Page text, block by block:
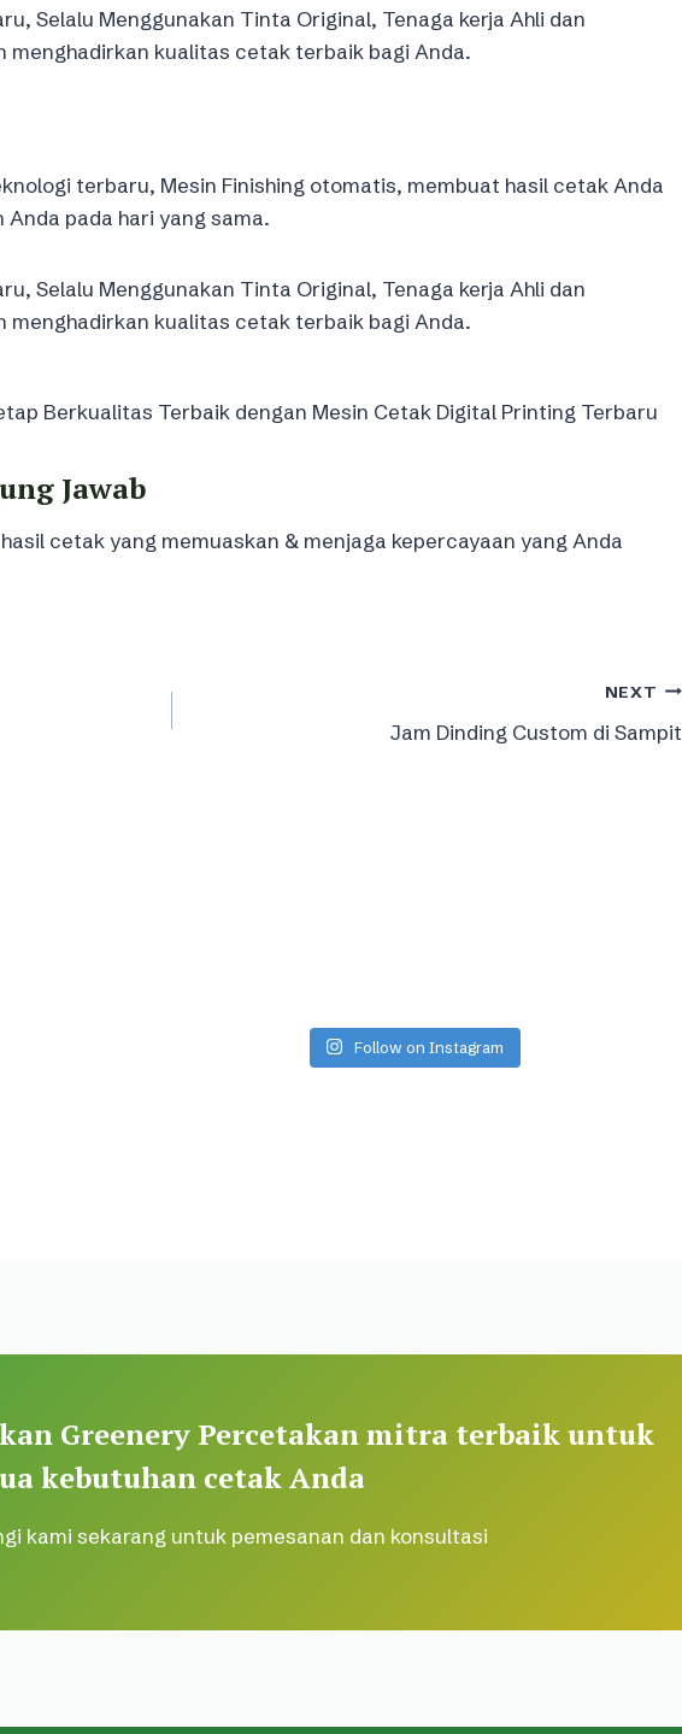
Selalu Menggunakan Tinta Original, Tenaga kerja Ahli dan
menghadirkan kualitas cetak terbaik bagi Anda.
terbaru, Mesin Finishing otomatis, membuat hasil cetak Anda
pada hari yang sama.
Selalu Menggunakan Tinta Original, Tenaga kerja Ahli dan
menghadirkan kualitas cetak terbaik bagi Anda.
Berkualitas Terbaik dengan Mesin Cetak Digital Printing Terbaru
Jawab
cetak yang memuaskan & menjaga kepercayaan yang Anda
NEXT
Jam Dinding Custom di Sampit
Follow on Instagram
Greenery Percetakan mitra terbaik untuk
kebutuhan cetak Anda
kami sekarang untuk pemesanan dan konsultasi